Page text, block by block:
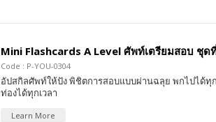
Mini Flashcards A Level ศัพท์เตรียมสอบ ชุด
Code : P-YOU-0304
อัปสกิลศัพท์ให้ปัง พิชิตการสอบแบบผ่านฉลุย พกไปได้ทุ
ท่องได้ทุกเวลา
Learn More